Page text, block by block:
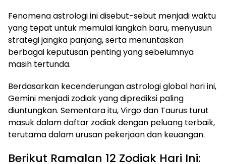
Fenomena astrologi ini disebut-sebut menjadi waktu
yang tepat untuk memulai langkah baru, menyusun
strategi jangka panjang, serta menuntaskan
berbagai keputusan penting yang sebelumnya
masih tertunda.
Berdasarkan kecenderungan astrologi global hari ini,
Gemini menjadi zodiak yang diprediksi paling
diuntungkan. Sementara itu, Virgo dan Taurus turut
masuk dalam daftar zodiak dengan peluang terbaik,
terutama dalam urusan pekerjaan dan keuangan.
Berikut Ramalan 12 Zodiak Hari Ini: